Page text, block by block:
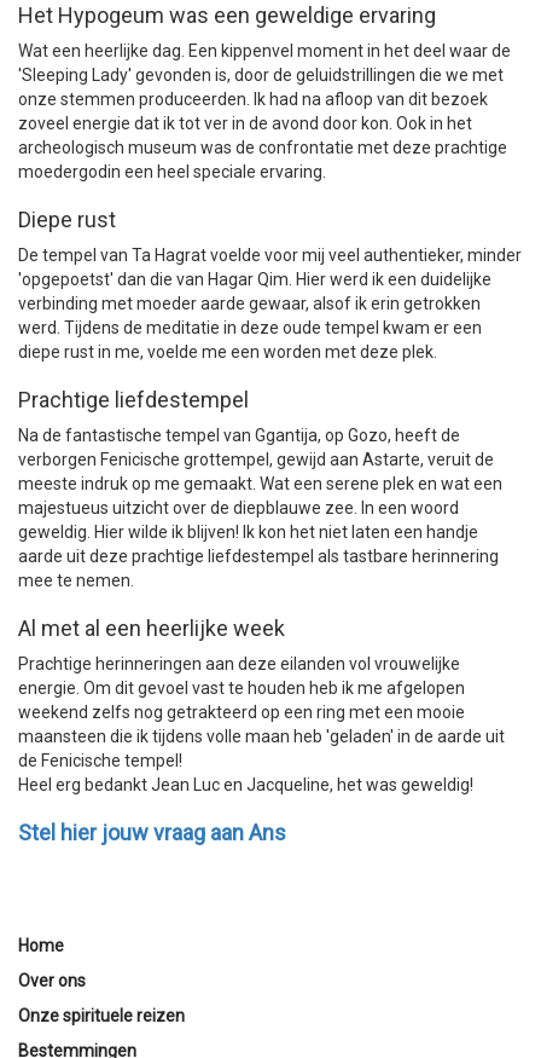
Het Hypogeum was een geweldige ervaring
Wat een heerlijke dag. Een kippenvel moment in het deel waar de
'Sleeping Lady' gevonden is, door de geluidstrillingen die we met
onze stemmen produceerden. Ik had na afloop van dit bezoek
zoveel energie dat ik tot ver in de avond door kon. Ook in het
archeologisch museum was de confrontatie met deze prachtige
moedergodin een heel speciale ervaring.
Diepe rust
De tempel van Ta Hagrat voelde voor mij veel authentieker, minder
'opgepoetst' dan die van Hagar Qim. Hier werd ik een duidelijke
verbinding met moeder aarde gewaar, alsof ik erin getrokken
werd. Tijdens de meditatie in deze oude tempel kwam er een
diepe rust in me, voelde me een worden met deze plek.
Prachtige liefdestempel
Na de fantastische tempel van Ggantija, op Gozo, heeft de
verborgen Fenicische grottempel, gewijd aan Astarte, veruit de
meeste indruk op me gemaakt. Wat een serene plek en wat een
majestueus uitzicht over de diepblauwe zee. In een woord
geweldig. Hier wilde ik blijven! Ik kon het niet laten een handje
aarde uit deze prachtige liefdestempel als tastbare herinnering
mee te nemen.
Al met al een heerlijke week
Prachtige herinneringen aan deze eilanden vol vrouwelijke
energie. Om dit gevoel vast te houden heb ik me afgelopen
weekend zelfs nog getrakteerd op een ring met een mooie
maansteen die ik tijdens volle maan heb 'geladen' in de aarde uit
de Fenicische tempel!
Heel erg bedankt Jean Luc en Jacqueline, het was geweldig!
Stel hier jouw vraag aan Ans
Home
Over ons
Onze spirituele reizen
Bestemmingen